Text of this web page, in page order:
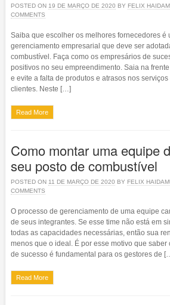
POSTED ON 19 DE MARÇO DE 2020 BY FELIX
COMMENTS
Saiba que escolher os melhores fornecedores é
gerenciamento empresarial que deve ser
combustível. Faça como os empresários de
positivos no seu empreendimento. Saia na
e evite a falta de produtos e atrasos nos
clientes. Neste […]
Read More
Como montar uma equipe
seu posto de combustível
POSTED ON 11 DE MARÇO DE 2020 BY FELIX
COMMENTS
O processo de gerenciamento de uma equipe
de seus integrantes. Se esse time não está em
todas as capacidades necessárias, então sua
menos que o ideal. É por esse motivo que saber
de sucesso é fundamental para os gestores de
Read More